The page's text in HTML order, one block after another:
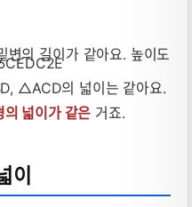
변의 길이가 같아요. 높이도
△ACD의 넓이는 같아요.
넓이가 같은 거죠.
이